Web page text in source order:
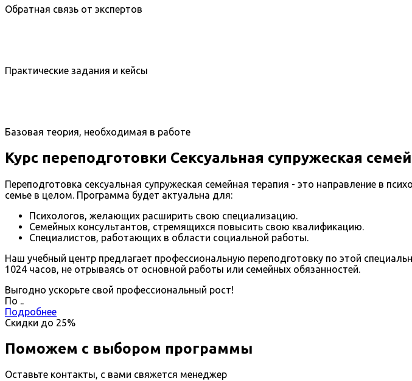
Обратная связь от экспертов
Практические задания и кейсы
Базовая теория, необходимая в работе
Курс переподготовки Сексуальная супружеская
Переподготовка сексуальная супружеская семейная терапия - это направление в
семье в целом. Программа будет актуальна для:
Психологов, желающих расширить свою специализацию.
Семейных консультантов, стремящихся повысить свою квалификацию.
Специалистов, работающих в области социальной работы.
Наш учебный центр предлагает профессиональную переподготовку по этой
1024 часов, не отрываясь от основной работы или семейных обязанностей.
Выгодно ускорьте свой профессиональный рост!
По ..
Подробнее
Скидки до 25%
Поможем с выбором программы
Оставьте контакты, с вами свяжется менеджер